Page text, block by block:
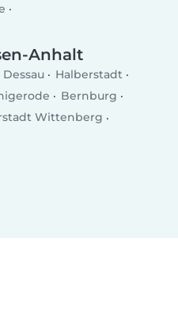
Anhalt
Dessau
Halberstadt
Bernburg
Wittenberg